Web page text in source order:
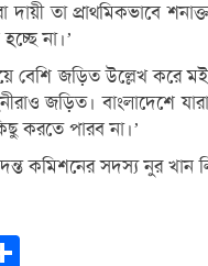
তা প্রাথমিকভাবে
না।’
বেশি জড়িত উল্লেখ করে
জড়িত। বাংলাদেশে
করতে পারব না।’
কমিশনের সদস্য নুর খান